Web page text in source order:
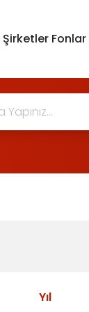
Şirketler Fonlar
Yıl